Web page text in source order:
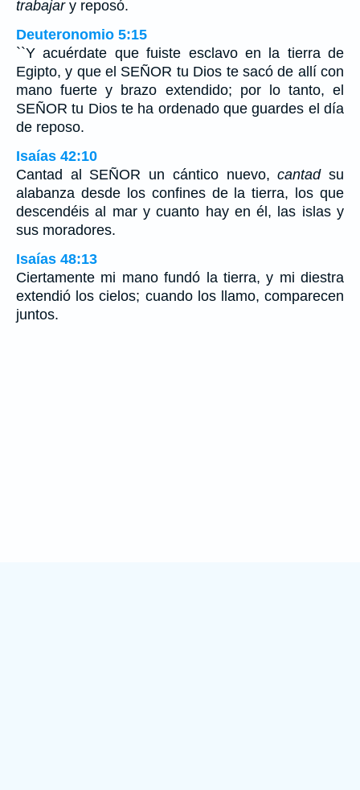
trabajary reposó.
Deuteronomio 5:15
``Y acuérdate que fuiste esclavo en la tierra de
Egipto, y que el SEÑOR tu Dios te sacó de allí con
mano fuerte y brazo extendido; por lo tanto, el
SEÑOR tu Dios te ha ordenado que guardes el día
de reposo.
Isaías 42:10
Cantad al SEÑOR un cántico nuevo,cantadsu
alabanza desde los confines de la tierra, los que
descendéis al mar y cuanto hay en él, las islas y
sus moradores.
Isaías 48:13
Ciertamente mi mano fundó la tierra, y mi diestra
extendió los cielos; cuando los llamo, comparecen
juntos.